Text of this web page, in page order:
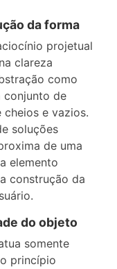
da forma
projetual
clareza
como
conjunto de
cheios e vazios.
soluções
de uma
elemento
construção da
do objeto
somente
princípio